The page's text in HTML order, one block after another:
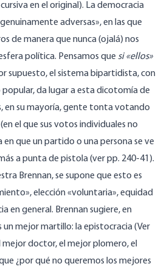
en el original). La democracia
adversas», en las que
de manera que nunca (ojalá) nos
política. Pensamos que si «ellos»
supuesto, el sistema bipartidista, con
da lugar a esta dicotomía de
en su mayoría, gente tonta votando
el que sus votos individuales no
que un partido o una persona se ve
a punta de pistola (ver pp. 240-41).
Brennan, se supone que esto es
elección «voluntaria», equidad
en general. Brennan sugiere, en
mejor martillo: la epistocracia (Ver
doctor, el mejor plomero, el
¿por qué no queremos los mejores